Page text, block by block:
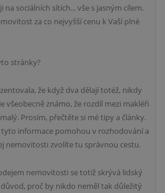
na sociálních sítích... vše s jasným cílem.
za co nejvyšší cenu k Vaší plné
stránky?
že když dva dělají totéž, nikdy
všeobecně známo, že rozdíl mezi makléři
Prosím, přečtěte si mé tipy a články.
tyto informace pomohou v rozhodování a
nemovitosti zvolíte tu správnou cestu.
nemovitosti se totiž skrývá lidský
proč by nikdo neměl tak důležitý